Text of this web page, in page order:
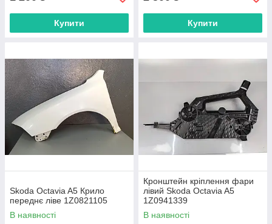
Купити Купити
Skoda Octavia A5 Крило
переднє ліве 1Z0821105
В наявності
Кронштейн кріплення фари
лівий Skoda Octavia A5
1Z0941339
В наявності